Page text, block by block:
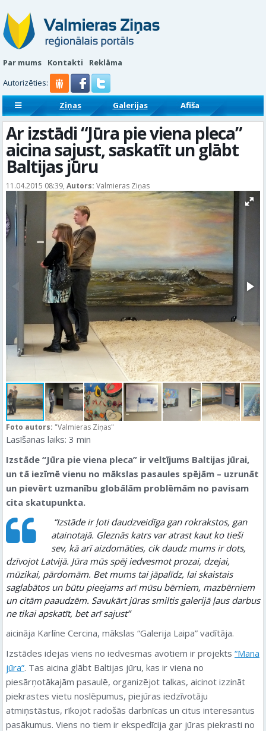
Par mums Kontakti
Reklāma
Autorizēties:
Ziņas Galerijas
Afiša
Sludinājumi
Reklāmraksti
Ar izstādi “Jūra pie viena pleca”
aicina sajust, saskatīt un glābt
Baltijas jūru
11.04.2015 08:39, Autors: Valmieras Ziņas
Foto autors: "Valmieras Ziņas"
Lasīšanas laiks: 3 min
Izstāde “Jūra pie viena pleca” ir veltījums Baltijas jūrai,
un tā iezīmē vienu no mākslas pasaules spējām – uzrunāt
un pievērt uzmanību globālām problēmām no pavisam
cita skatupunkta.
“Izstāde ir ļoti daudzveidīga gan rokrakstos, gan
atainotajā. Gleznās katrs var atrast kaut ko tieši
sev, kā arī aizdomāties, cik daudz mums ir dots,
dzīvojot Latvijā. Jūra mūs spēj iedvesmot prozai, dzejai,
mūzikai, pārdomām. Bet mums tai jāpalīdz, lai skaistais
saglabātos un būtu pieejams arī mūsu bērniem, mazbērniem
un citām paaudzēm. Savukārt jūras smiltis galerijā ļaus darbus
ne tikai apskatīt, bet arī sajust”
aicināja Karlīne Cercina, mākslas “Galerija Laipa” vadītāja.
Izstādes idejas viens no iedvesmas avotiem ir projekts “Mana
jūra”. Tas aicina glābt Baltijas jūru, kas ir viena no
piesārņotākajām pasaulē, organizējot talkas, aicinot izzināt
piekrastes vietu noslēpumus, piejūras iedzīvotāju
atmiņstāstus, rīkojot radošās darbnīcas un citus interesantus
pasākumus. Viens no tiem ir ekspedīcija gar jūras piekrasti no